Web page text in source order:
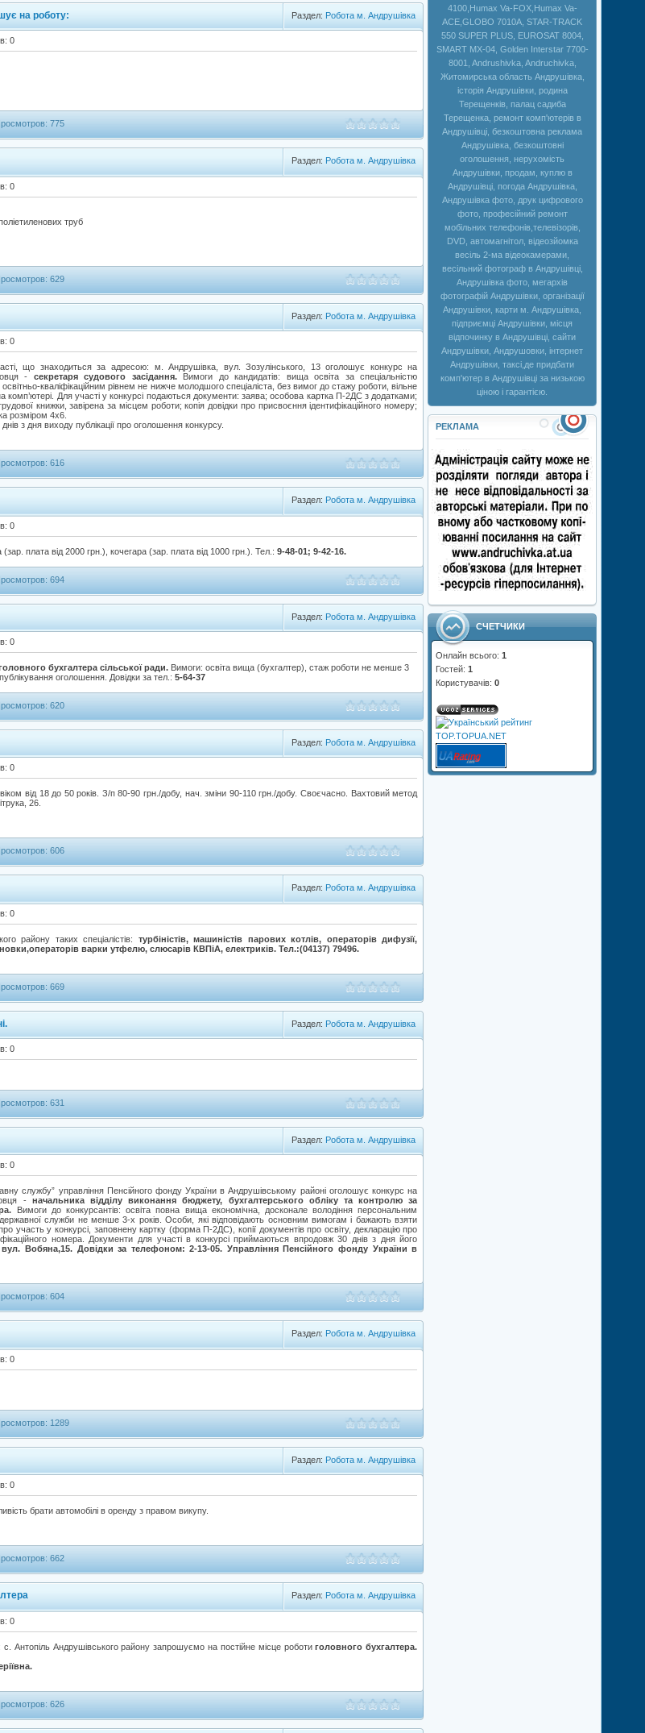
4100,Humax Va-FOX,Нumax Va-
ACE,GLOBO 7010A, STAR-TRACK
550 SUPER PLUS, EUROSAT 8004,
SMART MX-04, Golden Interstar 7700-
8001, Andrushivka, Andruchivka,
Житомирська область Андрушівка,
історія Андрушівки, родина
Терещенків, палац садиба
Терещенка, ремонт комп'ютерів в
Андрушівці, безкоштовна реклама
Андрушівка, безкоштовні
оголошення, нерухомість
Андрушівки, продам, куплю в
Андрушівці, погода Андрушівка,
Андрушівка фото, друк цифрового
фото, професійний ремонт
мобільних телефонів,телевізорів,
DVD, автомагнітол, відеозйомка
весіль 2-ма відеокамерами,
весільний фотограф в Андрушівці,
Андрушівка фото, мегархів
фотографій Андрушівки, організації
Андрушівки, карти м. Андрушівка,
підприємці Андрушівки, місця
відпочинку в Андрушівці, сайти
Андрушівки, Андрушовки, інтернет
Андрушівки, таксі,де придбати
комп'ютер в Андрушівці за низькою
ціною і гарантією.
РЕКЛАМА
СЧЕТЧИКИ
Онлайн всього:1
Гостей:1
Користувачів:0
Раздел:Робота м. Андрушівка
на роботу:
0
775
Раздел: Робота м. Андрушівка
0
труб
629
Раздел:Робота м. Андрушівка
0
що знаходиться за адресою: м. Андрушівка, вул. Зозулінського, 13 оголошує конкурс на
- секретаря судового засідання.Вимоги до кандидатів: вища освіта за спеціальністю
освітньо-кваліфікаційним рівнем не нижче молодшого спеціаліста, без вимог до стажу роботи, вільне
Для участі у конкурсі подаються документи: заява; особова картка П-2ДС з додатками;
книжки, завірена за місцем роботи; копія довідки про присвоєння ідентифікаційного номеру;
розміром 4x6.
з дня виходу публікації про оголошення конкурсу.
616
Раздел:Робота м. Андрушівка
0
плата від 2000 грн.), кочегара (зар. плата від 1000 грн.). Тел.: 9-48-01; 9-42-16.
694
Раздел:Робота м. Андрушівка
0
бухгалтера сільської ради. Вимоги: освіта вища (бухгалтер), стаж роботи не менше 3
оголошення. Довідки за тел.: 5-64-37
620
Раздел:Робота м. Андрушівка
0
віком від 18 до 50 років. З/п 80-90 грн./добу, нач. зміни 90-110 грн./добу. Своєчасно. Вахтовий метод
26.
606
Раздел: Робота м. Андрушівка
0
району таких спеціалістів: турбіністів, машиністів парових котлів, операторів дифузії,
варки утфелю, слюсарів КВПіА, електриків. Тел.:(04137) 79496.
669
Раздел:Робота м. Андрушівка
0
631
Раздел:Робота м. Андрушівка
0
службу” управління Пенсійного фонду України в Андрушівському районі оголошує конкурс на
- начальника відділу виконання бюджету, бухгалтерського обліку та контролю за
Вимоги до конкурсантів: освіта повна вища економічна, досконале володіння персональним
служби не менше 3-х років. Особи, які відповідають основним вимогам і бажають взяти
участь у конкурсі, заповнену картку (форма П-2ДС), копії документів про освіту, декларацію про
номера. Документи для участі в конкурсі приймаються впродовж 30 днів з дня його
Вобяна,15. Довідки за телефоном: 2-13-05. Управління Пенсійного фонду України в
604
Раздел: Робота м. Андрушівка
0
1289
Раздел:Робота м. Андрушівка
0
брати автомобілі в оренду з правом викупу.
662
Раздел: Робота м. Андрушівка
0
с. Антопіль Андрушівського району запрошуємо на постійне місце роботиголовного бухгалтера.
626